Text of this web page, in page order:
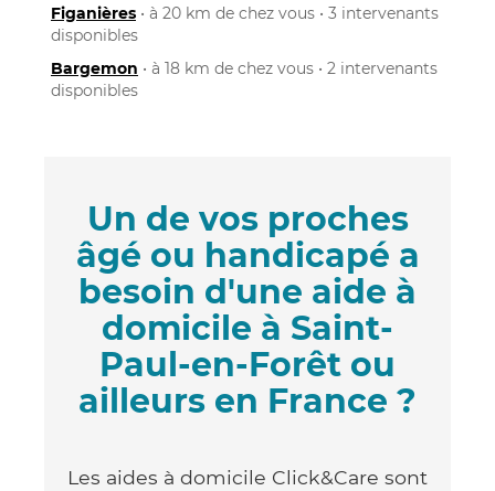
Figanières • à 20 km de chez vous • 3 intervenants
disponibles
Bargemon • à 18 km de chez vous • 2 intervenants
disponibles
Un de vos proches
âgé ou handicapé a
besoin d'une aide à
domicile à Saint-
Paul-en-Forêt ou
ailleurs en France ?
Les aides à domicile Click&Care sont